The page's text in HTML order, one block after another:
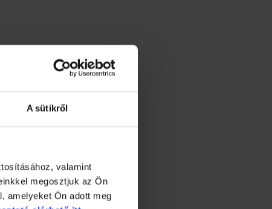
A sütikről
valamint
megosztjuk az Ön
amelyeket Ön adott meg
Ez a kávé ugyanis egy állat
ízét annak tulajdonítják, hogy
kerül a piacra, és annak is